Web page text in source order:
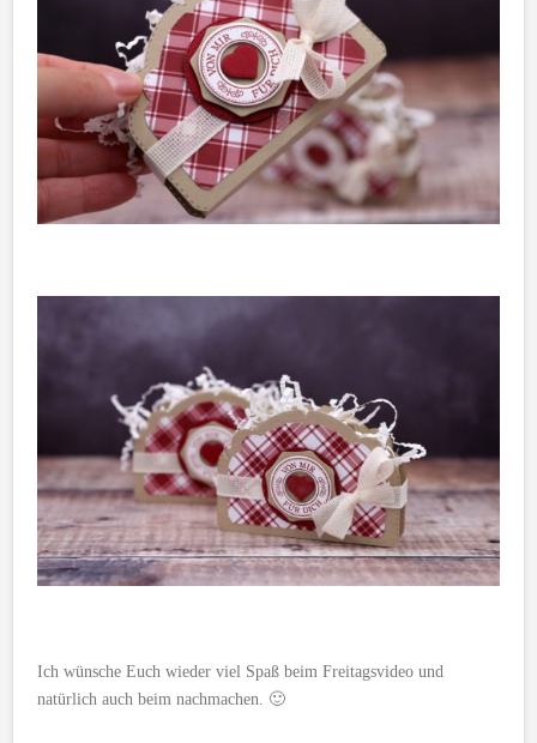
Ich wünsche Euch wieder viel Spaß beim Freitagsvideo und
natürlich auch beim nachmachen. 🙂